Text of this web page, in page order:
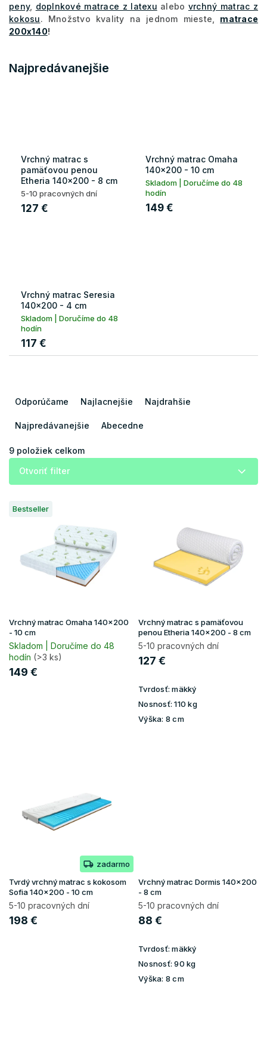
peny, doplnkové matrace z latexu alebo vrchný matrac z
kokosu. Množstvo kvality na jednom mieste, matrace
200x140!
Najpredávanejšie
Vrchný matrac s
pamäťovou penou
Etheria 140x200 - 8 cm
5-10 pracovných dní
127 €
Vrchný matrac Omaha
140x200 - 10 cm
Skladom | Doručíme do 48
hodín
149 €
Vrchný matrac Seresia
140x200 - 4 cm
Skladom | Doručíme do 48
hodín
117 €
i
o
Odporúčame Najlacnejšie Najdrahšie
Najpredávanejšie Abecedne
9 položiek celkom
Otvoriť filter
ý
u
k
t
o
v
Bestseller
Vrchný matrac Omaha 140x200
- 10 cm
Skladom | Doručíme do 48
hodín (>3 ks)
149 €
Vrchný matrac s pamäťovou
penou Etheria 140x200 - 8 cm
5-10 pracovných dní
127 €
Tvrdosť: mäkký
Nosnosť: 110 kg
Výška: 8 cm
zadarmo
Tvrdý vrchný matrac s kokosom
Sofia 140x200 - 10 cm
5-10 pracovných dní
198 €
Vrchný matrac Dormis 140x200
- 8 cm
5-10 pracovných dní
88 €
Tvrdosť: mäkký
Nosnosť: 90 kg
Výška: 8 cm